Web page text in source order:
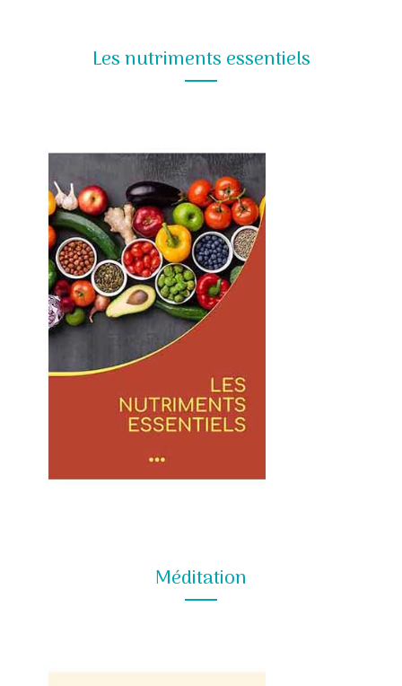
Les nutriments essentiels
Méditation